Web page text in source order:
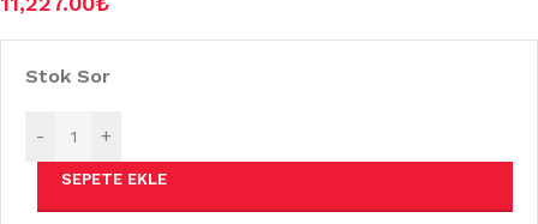
Stok Sor
- +
SEPETE EKLE